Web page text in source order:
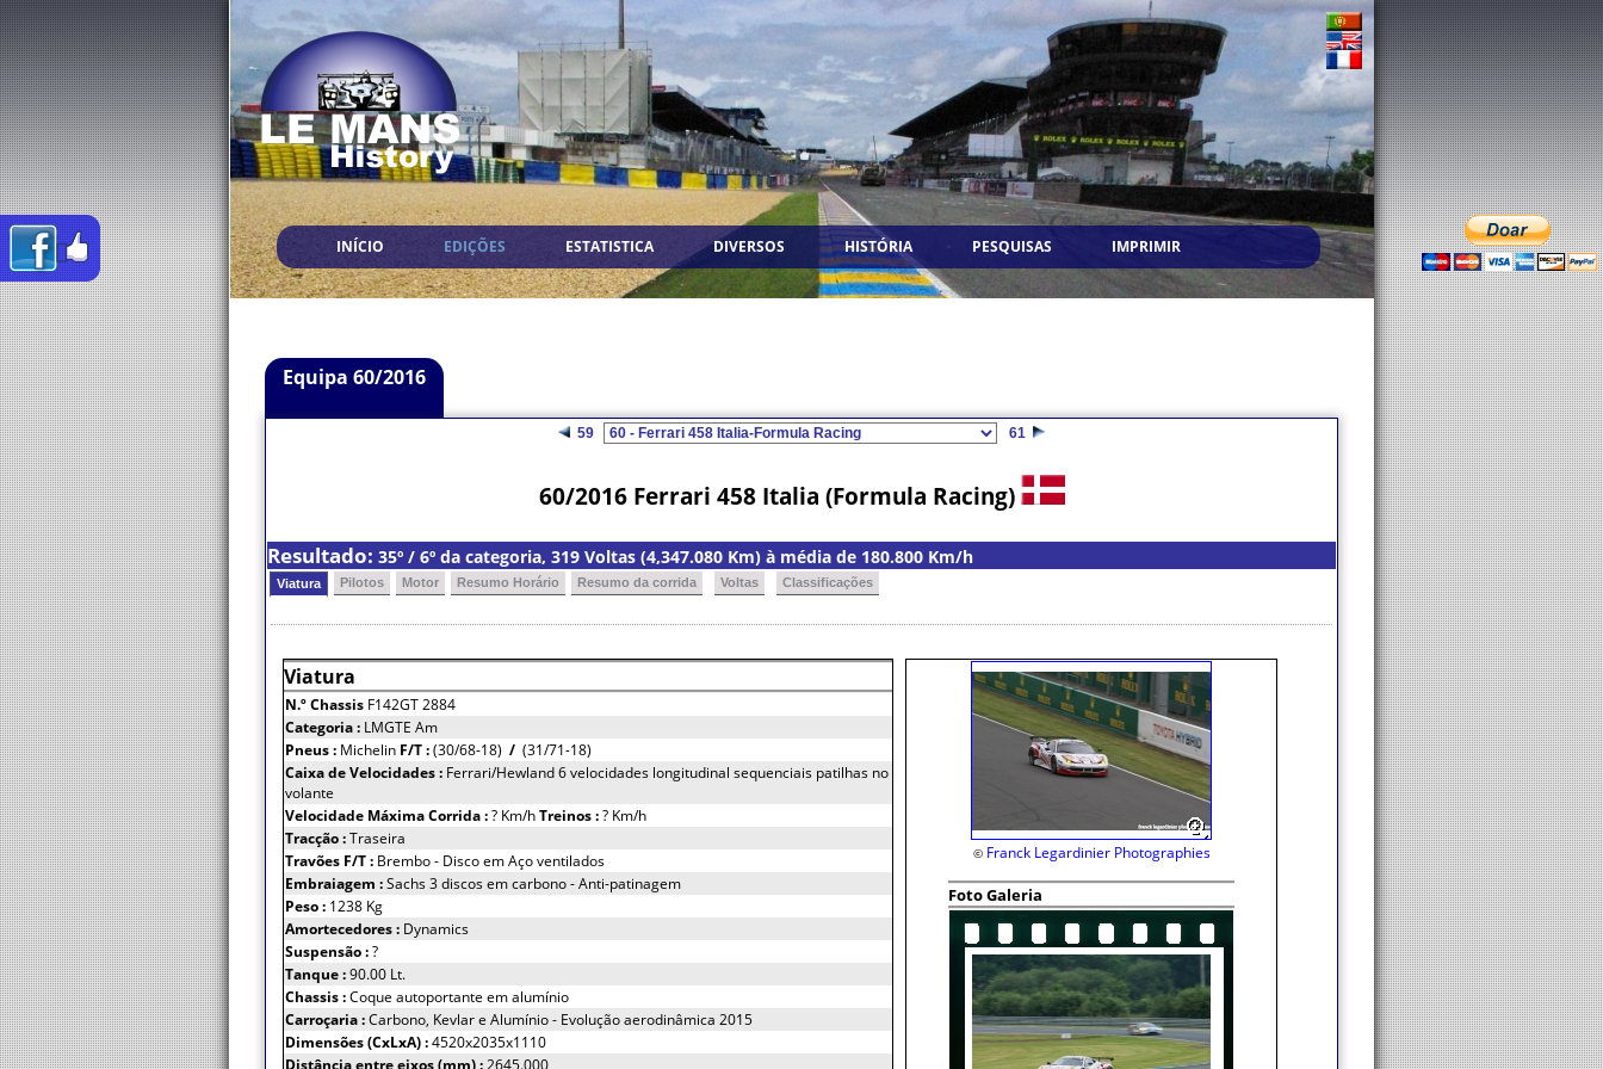
INÍCIO EDIÇÕES ESTATISTICA DIVERSOS HISTÓRIA PESQUISAS IMPRIMIR
Equipa 60/2016
59 61
60/2016 Ferrari 458 Italia (Formula Racing)
Resultado: 35º / 6º da categoria, 319 Voltas (4,347.080 Km) à média de 180.800 Km/h
Viatura Pilotos Motor Resumo Horário Resumo da corrida Voltas Classificações
Viatura
N.º Chassis F142GT 2884
Categoria : LMGTE Am
Pneus : Michelin F/T :(30/68-18) / (31/71-18)
Caixa de Velocidades : Ferrari/Hewland 6 velocidades longitudinal sequenciais patilhas no
volante
Velocidade Máxima Corrida :? Km/hTreinos :? Km/h
Tracção :Traseira
Travões F/T : Brembo - Disco em Aço ventilados
Embraiagem :Sachs 3 discos em carbono - Anti-patinagem
Peso : 1238 Kg
Amortecedores : Dynamics
Suspensão :?
Tanque :90.00 Lt.
Chassis :Coque autoportante em alumínio
Carroçaria :Carbono, Kevlar e Alumínio - Evolução aerodinâmica 2015
Dimensões (CxLxA) :4520x2035x1110
Distância entre eixos (mm) : 2645.000
© Franck Legardinier Photographies
Foto Galeria